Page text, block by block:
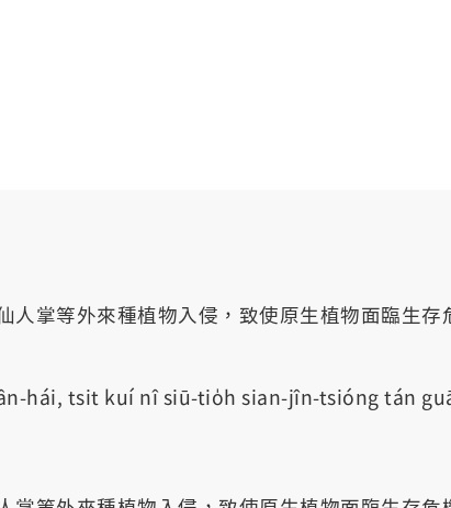
人掌等外來種植物入侵，致使原生植物面臨生存
hái, tsit kuí nî siū-tio̍h sian-jîn-tsióng tán